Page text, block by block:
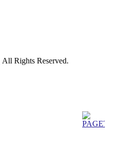
All Rights Reserved.